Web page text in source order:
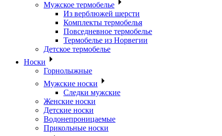
Мужское термобелье
Из верблюжей шерсти
Комплекты термобелья
Повседневное термобелье
Термобелье из Норвегии
Детское термобелье
Носки
Горнолыжные
Мужские носки
Следки мужские
Женские носки
Детские носки
Водонепроницаемые
Прикольные носки